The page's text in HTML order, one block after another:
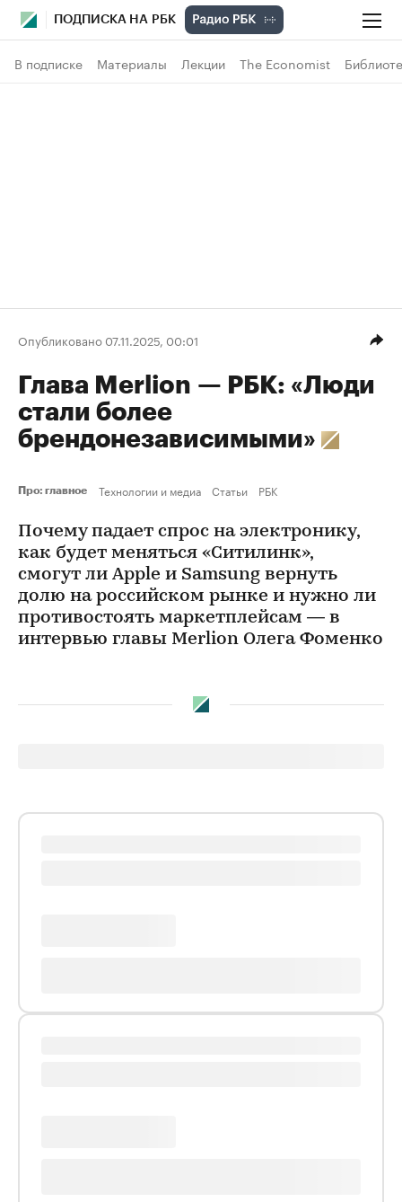
ПОДПИСКА НА РБК
В подписке Материалы Лекции The Economist
Опубликовано 07.11.2025, 00:01
Глава Merlion — РБК: «Люди
стали более
брендонезависимыми»
Про: главное Технологии и медиа Статьи РБК
Почему падает спрос на электронику,
как будет меняться «Ситилинк»,
смогут ли Apple и Samsung вернуть
долю на российском рынке и нужно ли
противостоять маркетплейсам — в
интервью главы Merlion Олега Фоменко